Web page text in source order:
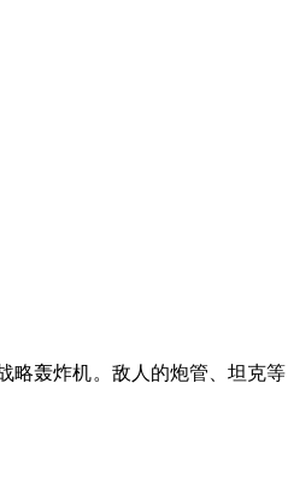
略轰炸机。敌人的炮管、坦克等